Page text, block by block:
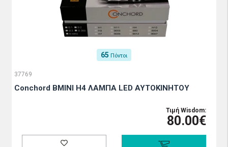
65 Πόντοι
37769
Conchord BMINI H4 ΛΑΜΠΑ LED ΑΥΤΟΚΙΝΗΤΟΥ
Τιμή Wisdom:
80.00€